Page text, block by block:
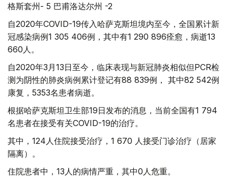
格斯套州- 5 巴甫洛达尔州 -2
自2020年COVID-19传入哈萨克斯坦境内至今，全国累计新
冠感染病例1 305 406例，其中有1 290 896痊愈，病逝13
660人。
自2020年3月13日至今，临床表现与新冠肺炎相似但PCR检
测为阴性的肺炎病例累计登记有88 839例， 其中82 542例
康复，5353名患者病逝。
根据哈萨克斯坦卫生部19日发布的消息，当前全国有1 794
名患者在接受有关COVID-19的治疗。
其中，124人住院接受治疗，1 670 人接受门诊治疗（居家
隔离）。
住院患者中，13人的病情严重，其中0人危重。